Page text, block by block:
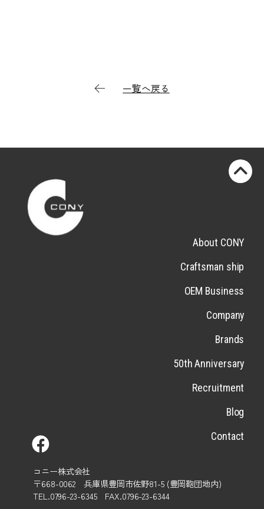
一覧へ戻る
About CONY
Craftsman ship
OEM Business
Company
Brands
50th Anniversary
Recruitment
Blog
Contact
コニー株式会社
〒668-0062 兵庫県豊岡市佐野81-5 (豊岡鞄団地内)
TEL.0796-23-6345 FAX.0796-23-6344